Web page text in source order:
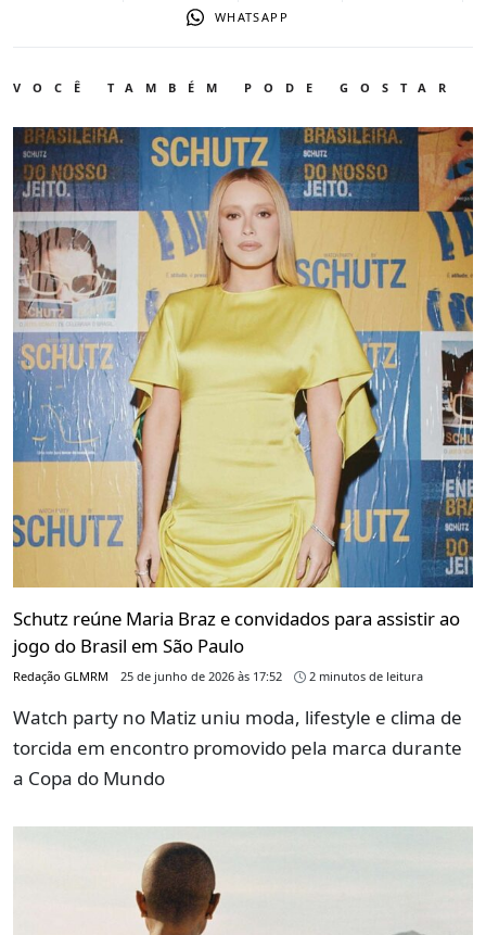
WHATSAPP
VOCÊ TAMBÉM PODE GOSTAR
Schutz reúne Maria Braz e convidados para assistir ao
jogo do Brasil em São Paulo
Redação GLMRM 25 de junho de 2026 às 17:52 2 minutos de leitura
Watch party no Matiz uniu moda, lifestyle e clima de
torcida em encontro promovido pela marca durante
a Copa do Mundo